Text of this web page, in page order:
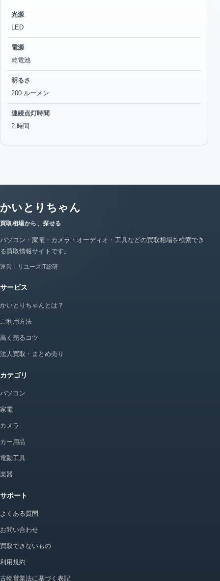
光源
LED
電源
乾電池
明るさ
200 ルーメン
連続点灯時間
2 時間
かいとりちゃん
買取相場から、探せる
パソコン・家電・カメラ・オーディオ・工具などの買取相場を検索でき
る買取情報サイトです。
運営：リユースIT総研
サービス
かいとりちゃんとは？
ご利用方法
高く売るコツ
法人買取・まとめ売り
カテゴリ
パソコン
家電
カメラ
カー用品
電動工具
楽器
サポート
よくある質問
お問い合わせ
買取できないもの
利用規約
古物営業法に基づく表記